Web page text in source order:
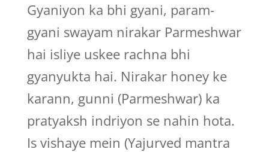
Gyaniyon ka bhi gyani, param-
gyani swayam nirakar Parmeshwar
hai isliye uskee rachna bhi
gyanyukta hai. Nirakar honey ke
karann, gunni (Parmeshwar) ka
pratyaksh indriyon se nahin hota.
Is vishaye mein (Yajurved mantra